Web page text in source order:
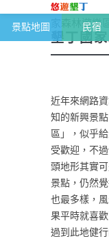
景點地圖 民宿
恆春半島-墾
家森林遊樂
墾丁國
近年來網路
知的新興景
區」，似乎
受歡迎，不
頭地形其實
景點，仍然
也最多樣，
果平時就喜
過到此地健